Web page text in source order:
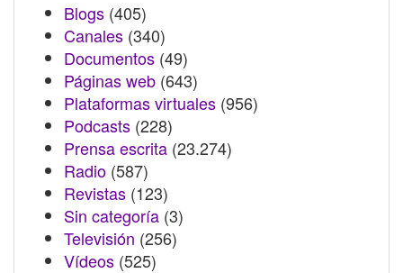
Blogs (405)
Canales (340)
Documentos (49)
Páginas web (643)
Plataformas virtuales (956)
Podcasts (228)
Prensa escrita (23.274)
Radio (587)
Revistas (123)
Sin categoría (3)
Televisión (256)
Vídeos (525)